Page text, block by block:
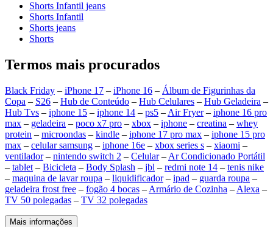
Shorts Infantil jeans
Shorts Infantil
Shorts jeans
Shorts
Termos mais procurados
Black Friday – iPhone 17 – iPhone 16 – Álbum de Figurinhas da
Copa – S26 – Hub de Conteúdo – Hub Celulares – Hub Geladeira –
Hub Tvs – iphone 15 – iphone 14 – ps5 – Air Fryer– iphone 16 pro
max – geladeira – poco x7 pro – xbox – iphone – creatina – whey
protein – microondas – kindle – iphone 17 pro max – iphone 15 pro
max – celular samsung – iphone 16e – xbox series s – xiaomi –
ventilador– nintendo switch 2 – Celular– Ar Condicionado Portátil
– tablet – Bicicleta – Body Splash – jbl – redmi note 14 – tenis nike
– maquina de lavar roupa – liquidificador– ipad – guarda roupa –
geladeira frost free – fogão 4 bocas – Armário de Cozinha – Alexa –
TV 50 polegadas – TV 32 polegadas
Mais informações